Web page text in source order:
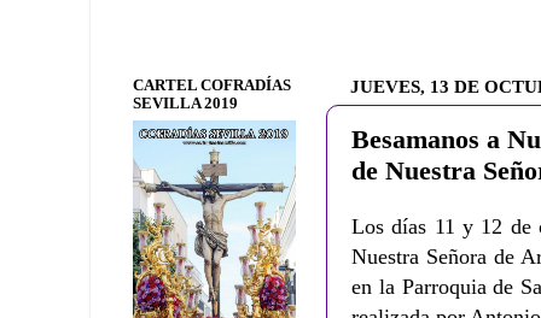
JUEVES, 13 DE
Besamanos a
de Nuestra
Los días 11 y 12 de
Nuestra Señora de
en la Parroquia de
CARTEL COFRADÍAS
SEVILLA 2019